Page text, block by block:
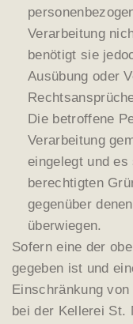
Verarbeitung
benötigt sie
Ausübung oder
Die betroffene
Verarbeitung
eingelegt und
berechtigten
gegenüber
überwiegen.
Sofern eine der
gegeben ist und
Einschränkung
bei der Kellerei St.